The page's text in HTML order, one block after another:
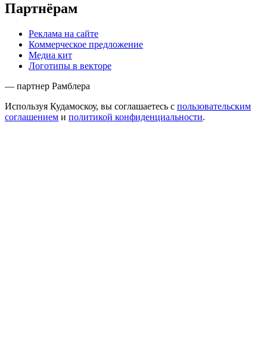
Партнёрам
Реклама на сайте
Коммерческое предложение
Медиа кит
Логотипы в векторе
— партнер Рамблера
Используя Кудамоскоу, вы соглашаетесь с пользовательским
соглашением и политикой конфиденциальности.